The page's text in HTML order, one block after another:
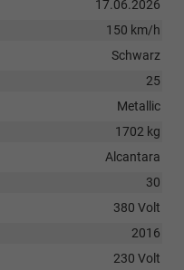
17.06.2026
150 km/h
Schwarz
25
Metallic
1702 kg
Alcantara
30
380 Volt
2016
230 Volt